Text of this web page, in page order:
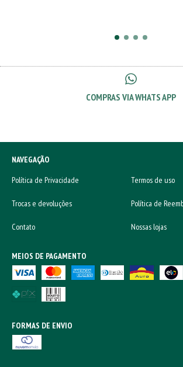
COMPRAS VIA WHATS APP
NAVEGAÇÃO
Política de Privacidade
Termos de uso
Trocas e devoluções Política de
Contato Nossas lojas
MEIOS DE PAGAMENTO
FORMAS DE ENVIO